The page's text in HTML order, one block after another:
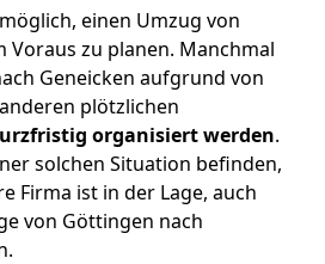
einen Umzug von
Voraus zu planen. Manchmal
Geneicken aufgrund von
plötzlichen
organisiert werden.
solchen Situation befinden,
Firma ist in der Lage, auch
von Göttingen nach